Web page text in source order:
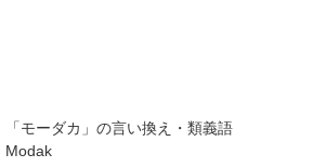
「モーダカ 」の言い換え・類義語
Modak